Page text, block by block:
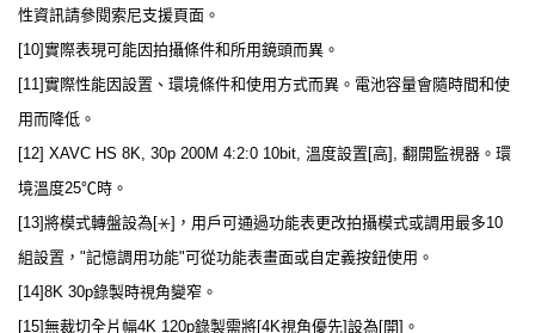
性資訊請參閱索尼支援頁面。
[10]實際表現可能因拍攝條件和所用鏡頭而異。
[11]實際性能因設置、環境條件和使用方式而異。電池容量會隨時間和使
用而降低。
[12] XAVC HS 8K, 30p 200M 4:2:0 10bit, 溫度設置[高], 翻開監視器。環
境溫度25℃時。
[13]將模式轉盤設為[⚹]，用戶可通過功能表更改拍攝模式或調用最多10
組設置，"記憶調用功能"可從功能表畫面或自定義按鈕使用。
[14]8K 30p錄製時視角變窄。
[15]無裁切全片幅4K 120p錄製需將[4K視角優先]設為[開]。